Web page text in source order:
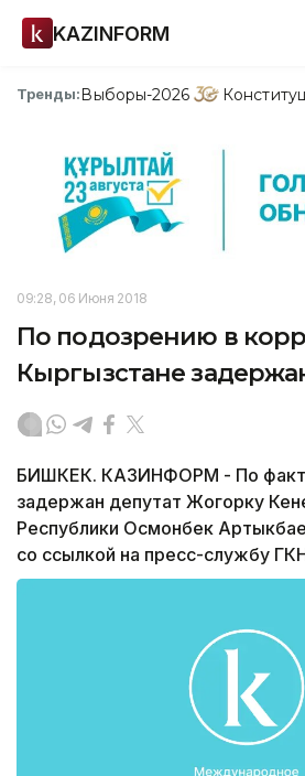
KAZINFORM
Тренды:Выборы-2026
09:28, 06 Июня 2018
По подозрению в
Кыргызстане
БИШКЕК. КАЗИНФОРМ - По
задержан депутат Жогорку
Республики Осмонбек
со ссылкой на пресс-службу